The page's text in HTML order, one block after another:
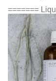
=======